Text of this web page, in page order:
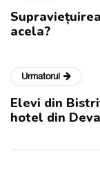
acela?
Urmatorul
Elevi din
hotel din